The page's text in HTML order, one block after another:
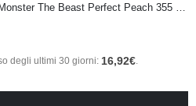
degli ultimi 30 giorni: 16,92€.